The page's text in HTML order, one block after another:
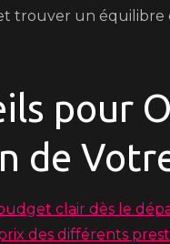
trouver un
pour
de
clair dès le
des différents